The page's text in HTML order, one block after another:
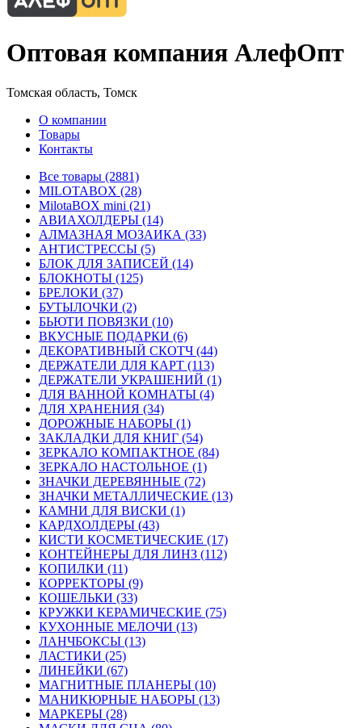
Оптовая компания АлефОпт
Томская область, Томск
О компании
Товары
Контакты
Все товары (2881)
MILOTABOX (28)
MilotaBOX mini (21)
АВИАХОЛДЕРЫ (14)
АЛМАЗНАЯ МОЗАИКА (33)
АНТИСТРЕССЫ (5)
БЛОК ДЛЯ ЗАПИСЕЙ (14)
БЛОКНОТЫ (125)
БРЕЛОКИ (37)
БУТЫЛОЧКИ (2)
БЬЮТИ ПОВЯЗКИ (10)
ВКУСНЫЕ ПОДАРКИ (6)
ДЕКОРАТИВНЫЙ СКОТЧ (44)
ДЕРЖАТЕЛИ ДЛЯ КАРТ (113)
ДЕРЖАТЕЛИ УКРАШЕНИЙ (1)
ДЛЯ ВАННОЙ КОМНАТЫ (4)
ДЛЯ ХРАНЕНИЯ (34)
ДОРОЖНЫЕ НАБОРЫ (1)
ЗАКЛАДКИ ДЛЯ КНИГ (54)
ЗЕРКАЛО КОМПАКТНОЕ (84)
ЗЕРКАЛО НАСТОЛЬНОЕ (1)
ЗНАЧКИ ДЕРЕВЯННЫЕ (72)
ЗНАЧКИ МЕТАЛЛИЧЕСКИЕ (13)
КАМНИ ДЛЯ ВИСКИ (1)
КАРДХОЛДЕРЫ (43)
КИСТИ КОСМЕТИЧЕСКИЕ (17)
КОНТЕЙНЕРЫ ДЛЯ ЛИНЗ (112)
КОПИЛКИ (11)
КОРРЕКТОРЫ (9)
КОШЕЛЬКИ (33)
КРУЖКИ КЕРАМИЧЕСКИЕ (75)
КУХОННЫЕ МЕЛОЧИ (13)
ЛАНЧБОКСЫ (13)
ЛАСТИКИ (25)
ЛИНЕЙКИ (67)
МАГНИТНЫЕ ПЛАНЕРЫ (10)
МАНИКЮРНЫЕ НАБОРЫ (13)
МАРКЕРЫ (28)